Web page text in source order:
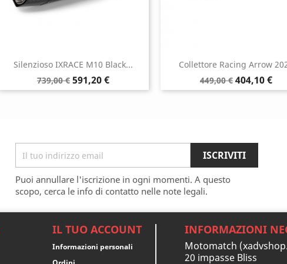
Silenzioso IXRACE M10 Black...
Prezzo
base
739,00 € Prezzo
591,20 €
Collettore Racing Arrow
Prezzo
base
449,00 € Prezzo
404,10 €
Puoi annullare l'iscrizione in ogni momenti. A questo
scopo, cerca le info di contatto nelle note legali.
IL TUO ACCOUNT
Informazioni personali
INFORMAZIONI
Motomatch
20 impasse Bliss